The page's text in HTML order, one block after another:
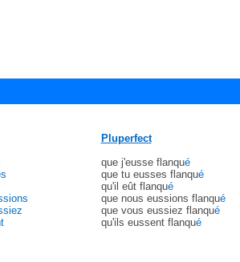
Pluperfect
que j'eusse flanqué
que tu eusses flanqué
qu'il eût flanqué
que nous eussions flanqué
que vous eussiez flanqué
qu'ils eussent flanqué